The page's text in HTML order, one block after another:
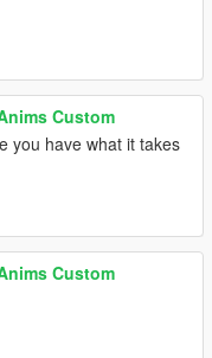
Custom
you have what it takes
Custom